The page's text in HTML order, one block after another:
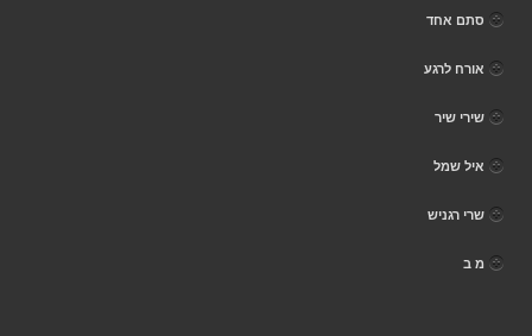
סתם אחד
אורח לרגע
שירי שיר
איל שמל
שרי רגניש
מ ב